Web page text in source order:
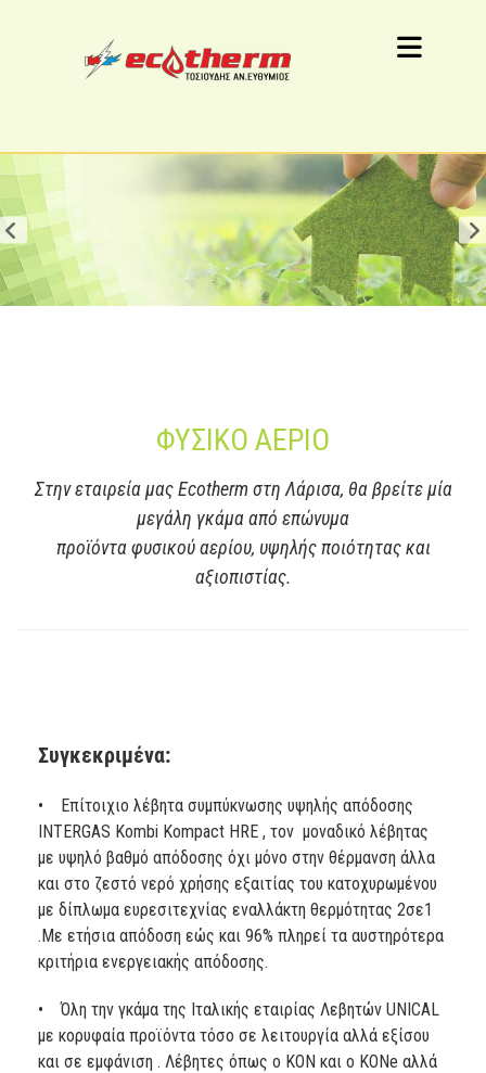
ΦΥΣΙΚΟ ΑΕΡΙΟ
Στην εταιρεία μας Ecotherm στη Λάρισα, θα βρείτε μία
μεγάλη γκάμα από επώνυμα
​προϊόντα φυσικού αερίου, υψηλής ποιότητας και
αξιοπιστίας.
Συγκεκριμένα:
• Επίτοιχιο λέβητα συμπύκνωσης υψηλής απόδοσης
INTERGAS Kombi Kompact HRE , τον μοναδικό λέβητας
με υψηλό βαθμό απόδοσης όχι μόνο στην θέρμανση άλλα
και στο ζεστό νερό χρήσης εξαιτίας του κατοχυρωμένου
με δίπλωμα ευρεσιτεχνίας εναλλάκτη θερμότητας 2σε1
.Με ετήσια απόδοση εώς και 96% πληρεί τα αυστηρότερα
κριτήρια ενεργειακής απόδοσης.
• Όλη την γκάμα της Ιταλικής εταιρίας Λεβητών UNICAL
με κορυφαία προϊόντα τόσο σε λειτουργία αλλά εξίσου
και σε εμφάνιση . Λέβητες όπως o KON και ο KONe αλλά